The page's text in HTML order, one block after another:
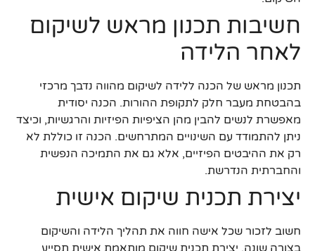
חשיבות תכנון מראש לשיקום
לאחר הלידה
תכנון מראש של הכנה ללידה לשיקום מהווה נדבך מרכזי
בהבטחת מעבר חלק לתקופת ההורות. הכנה יסודית
מאפשרת לנשים להבין מהן הציפיות הפיזיות והרגשיות, וכיצד
ניתן להתמודד עם השינויים המתרחשים. הכנה זו כוללת לא
רק את ההיבטים הפיזיים, אלא גם את התמיכה הנפשית
והחברתית הנדרשת.
יצירת תכנית שיקום אישית
חשוב לזכור שכל אישה חווה את תהליך הלידה והשיקום